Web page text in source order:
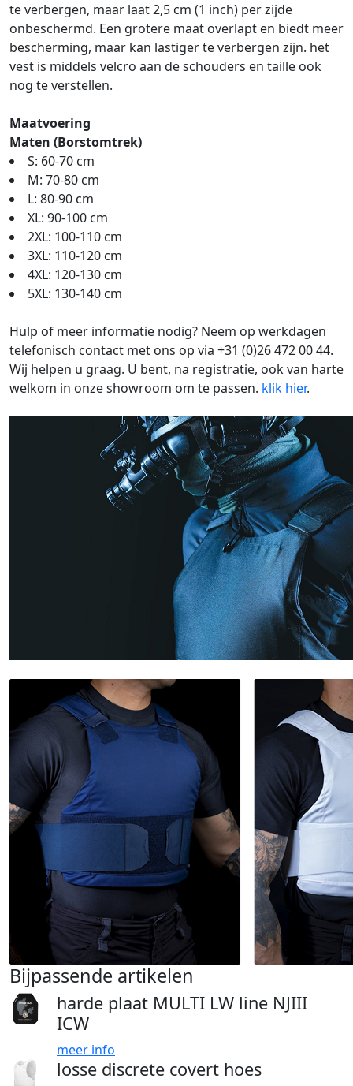
te verbergen, maar laat 2,5 cm (1 inch) per zijde
onbeschermd. Een grotere maat overlapt en biedt meer
bescherming, maar kan lastiger te verbergen zijn. het
vest is middels velcro aan de schouders en taille ook
nog te verstellen.
Maatvoering
Maten (Borstomtrek)
S: 60-70 cm
M: 70-80 cm
L: 80-90 cm
XL: 90-100 cm
2XL: 100-110 cm
3XL: 110-120 cm
4XL: 120-130 cm
5XL: 130-140 cm
Hulp of meer informatie nodig? Neem op werkdagen
telefonisch contact met ons op via +31 (0)26 472 00 44.
Wij helpen u graag. U bent, na registratie, ook van harte
welkom in onze showroom om te passen. klik hier.
Bijpassende artikelen
harde plaat MULTI LW line NJIII
ICW
meer info
losse discrete covert hoes